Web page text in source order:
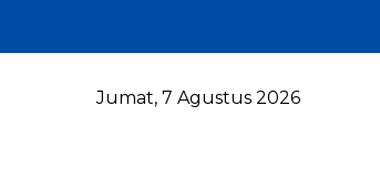
Jumat, 7 Agustus 2026